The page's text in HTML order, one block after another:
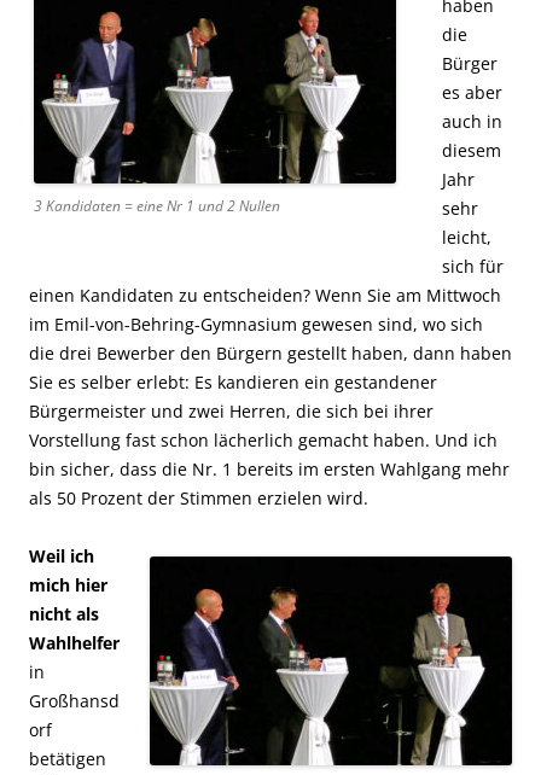
3 Kandidaten = eine Nr 1 und 2 Nullen
haben
die
Bürger
es aber
auch in
diesem
Jahr
sehr
leicht,
sich für
einen Kandidaten zu entscheiden? Wenn Sie am Mittwoch
im Emil-von-Behring-Gymnasium gewesen sind, wo sich
die drei Bewerber den Bürgern gestellt haben, dann haben
Sie es selber erlebt: Es kandieren ein gestandener
Bürgermeister und zwei Herren, die sich bei ihrer
Vorstellung fast schon lächerlich gemacht haben. Und ich
bin sicher, dass die Nr. 1 bereits im ersten Wahlgang mehr
als 50 Prozent der Stimmen erzielen wird.
Weil ich
mich hier
nicht als
Wahlhelfer
in
Großhansd
orf
betätigen